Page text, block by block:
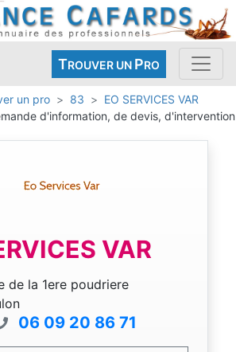
TROUVER UN PRO
un pro 83
EO SERVICES VAR
d'information, de devis, d'intervention
VAR
de la 1ere poudriere
06 09 20 86 71